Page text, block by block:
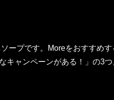
ープです。Moreをおすすめ
キャンペーンがある！」の3